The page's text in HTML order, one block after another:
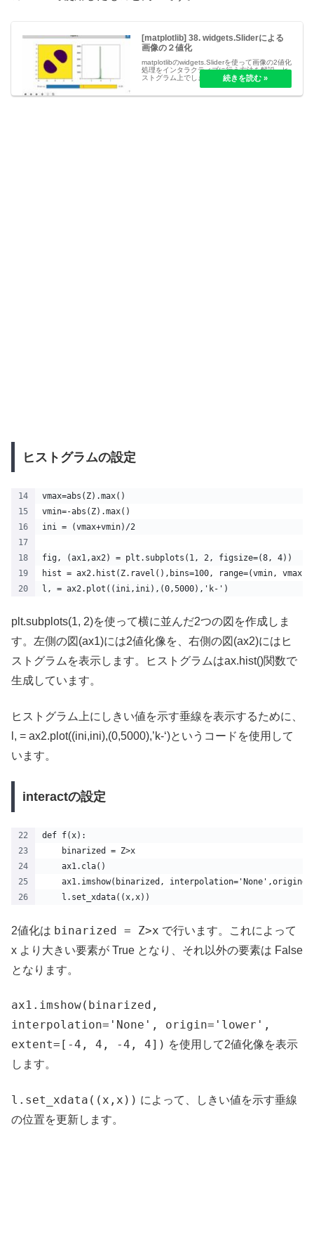
[matplotlib] 38. widgets.Sliderによる
画像の２値化
matplotlibのwidgets.Sliderを使って画像の2値化
処理をインタラクティブに行う方法を解説。ヒ
ストグラム上でしきい値を動的に調整し、リア
ルタイムで2値化結果を確認する手法を紹介し
ヒストグラムの設定
vmax=abs(Z).max()
vmin=-abs(Z).max()
ini = (vmax+vmin)/2
fig, (ax1,ax2) = plt.subplots(1, 2, figsize=(8, 4))
hist = ax2.hist(Z.ravel(),bins=100, range=(vmin,
l, = ax2.plot((ini,ini),(0,5000),'k-')
plt.subplots(1, 2)を使って横に並んだ2つの図を作成しま
す。左側の図(ax1)には2値化像を、右側の図(ax2)にはヒ
ストグラムを表示します。ヒストグラムはax.hist()関数で
生成しています。
ヒストグラム上にしきい値を示す垂線を表示するために、
l, = ax2.plot((ini,ini),(0,5000),’k-‘)というコードを使用して
います。
interactの設定
def f(x):
    binarized = Z>x
    ax1.cla()
ax1.imshow(binarized,
    l.set_xdata((x,x))
2値化は binarized = Z>x で行います。これによって
x より大きい要素が True となり、それ以外の要素は False
となります。
ax1.imshow(binarized,
interpolation='None', origin='lower',
extent=[-4, 4, -4, 4]) を使用して2値化像を表示
します。
l.set_xdata((x,x)) によって、しきい値を示す垂線
の位置を更新します。